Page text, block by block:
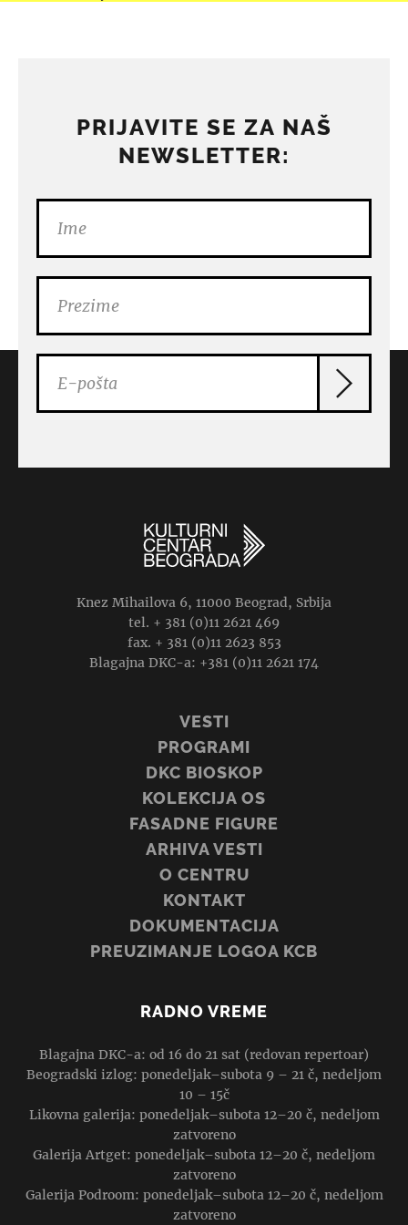
PRIJAVITE SE ZA NAŠ
NEWSLETTER:
Knez Mihailova 6, 11000 Beograd, Srbija
tel. + 381 (0)11 2621 469
fax. + 381 (0)11 2623 853
Blagajna DKC-a: +381 (0)11 2621 174
VESTI
PROGRAMI
DKC BIOSKOP
KOLEKCIJA OS
FASADNE FIGURE
ARHIVA VESTI
O CENTRU
KONTAKT
DOKUMENTACIJA
PREUZIMANJE LOGOA KCB
RADNO VREME
Blagajna DKC-a: od 16 do 21 sat (redovan repertoar)
Beogradski izlog: ponedeljak–subota 9 – 21 č, nedeljom
10 – 15č
Likovna galerija: ponedeljak–subota 12–20 č, nedeljom
zatvoreno
Galerija Artget: ponedeljak–subota 12–20 č, nedeljom
zatvoreno
Galerija Podroom: ponedeljak–subota 12–20 č, nedeljom
zatvoreno